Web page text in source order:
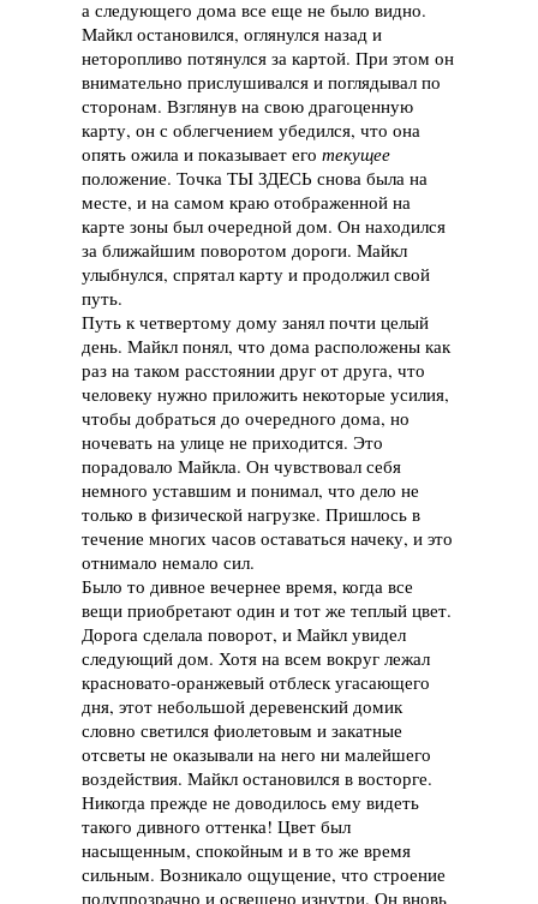
а следующего дома все еще не было видно.
Майкл остановился, оглянулся назад и
неторопливо потянулся за картой. При этом он
внимательно прислушивался и поглядывал по
сторонам. Взглянув на свою драгоценную
карту, он с облегчением убедился, что она
опять ожила и показывает его текущее
положение. Точка ТЫ ЗДЕСЬ снова была на
месте, и на самом краю отображенной на
карте зоны был очередной дом. Он находился
за ближайшим поворотом дороги. Майкл
улыбнулся, спрятал карту и продолжил свой
путь.
Путь к четвертому дому занял почти целый
день. Майкл понял, что дома расположены как
раз на таком расстоянии друг от друга, что
человеку нужно приложить некоторые усилия,
чтобы добраться до очередного дома, но
ночевать на улице не приходится. Это
порадовало Майкла. Он чувствовал себя
немного уставшим и понимал, что дело не
только в физической нагрузке. Пришлось в
течение многих часов оставаться начеку, и это
отнимало немало сил.
Было то дивное вечернее время, когда все
вещи приобретают один и тот же теплый цвет.
Дорога сделала поворот, и Майкл увидел
следующий дом. Хотя на всем вокруг лежал
красновато-оранжевый отблеск угасающего
дня, этот небольшой деревенский домик
словно светился фиолетовым и закатные
отсветы не оказывали на него ни малейшего
воздействия. Майкл остановился в восторге.
Никогда прежде не доводилось ему видеть
такого дивного оттенка! Цвет был
насыщенным, спокойным и в то же время
сильным. Возникало ощущение, что строение
полупрозрачно и освещено изнутри. Он вновь